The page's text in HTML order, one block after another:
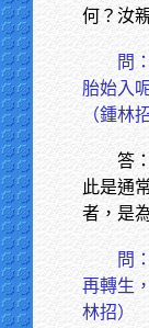
何？汝
問
胎始入
（鍾林
答
此是通
者，是
問
再轉生
林招）